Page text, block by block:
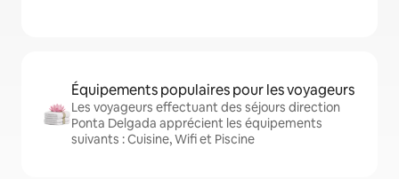
Équipements populaires pour les voyageurs
Les voyageurs effectuant des séjours direction
Ponta Delgada apprécient les équipements
suivants : Cuisine, Wifi et Piscine